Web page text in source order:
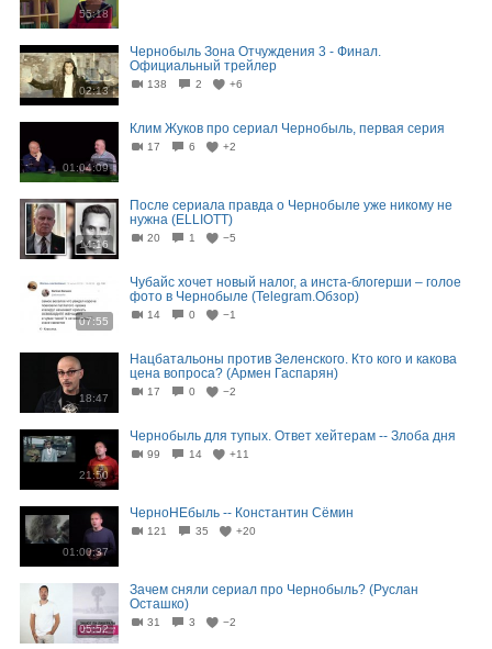
55:18
02:13
Чернобыль Зона Отчуждения 3 - Финал.
Официальный трейлер
138 2 +6
01:04:09
Клим Жуков про сериал Чернобыль, первая серия
17 6 +2
14:16
После сериала правда о Чернобыле уже никому не
нужна (ELLIOTT)
20 1 −5
07:55
Чубайс хочет новый налог, а инста-блогерши – голое
фото в Чернобыле (Telegram.Обзор)
14 0 −1
18:47
Нацбатальоны против Зеленского. Кто кого и какова
цена вопроса? (Армен Гаспарян)
17 0 −2
21:50
Чернобыль для тупых. Ответ хейтерам -- Злоба дня
99 14 +11
01:00:37
ЧерноНЕбыль -- Константин Сёмин
121 35 +20
05:52
Зачем сняли сериал про Чернобыль? (Руслан
Осташко)
31 3 −2